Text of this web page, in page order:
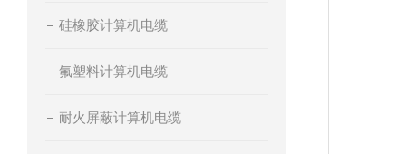
硅橡胶计算机电缆
氟塑料计算机电缆
耐火屏蔽计算机电缆